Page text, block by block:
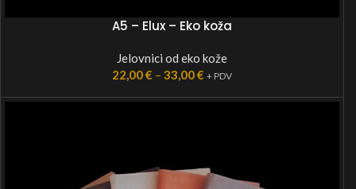
A5 – Elux – Eko koža
Jelovnici od eko kože
22,00€ – 33,00€ + PDV